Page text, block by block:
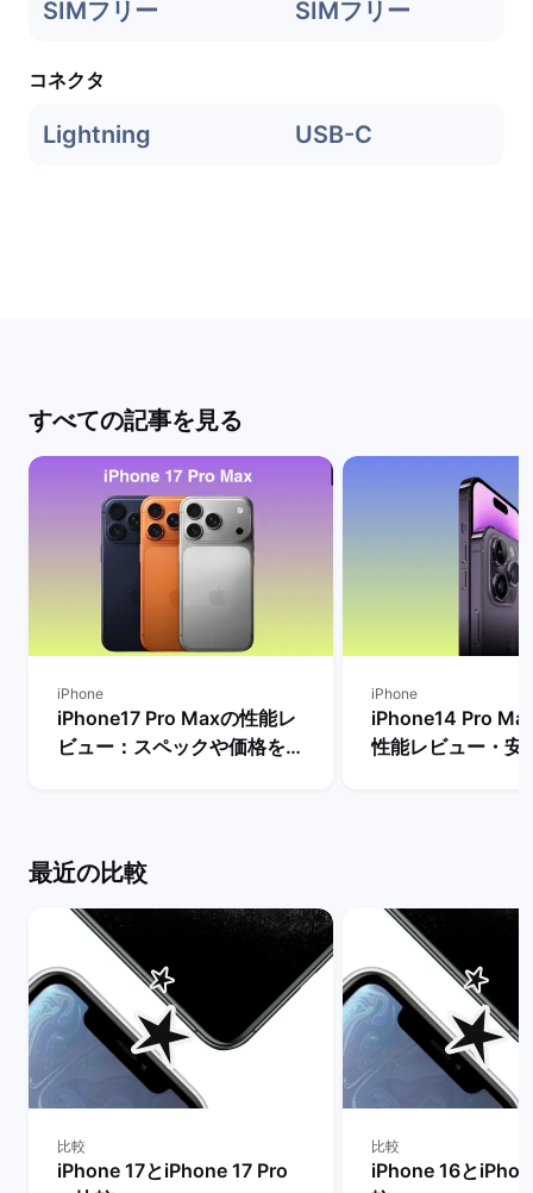
SIMフリー SIMフリー
コネクタ
Lightning USB-C
すべての記事を見る
iPhone
iPhone17 Pro Maxの性能レ
ビュー：スペックや価格を
iPhone
iPhone14 Pro
性能レビュー・安
最近の比較
比較
iPhone 17とiPhone 17 Pro
比較
iPhone 16と